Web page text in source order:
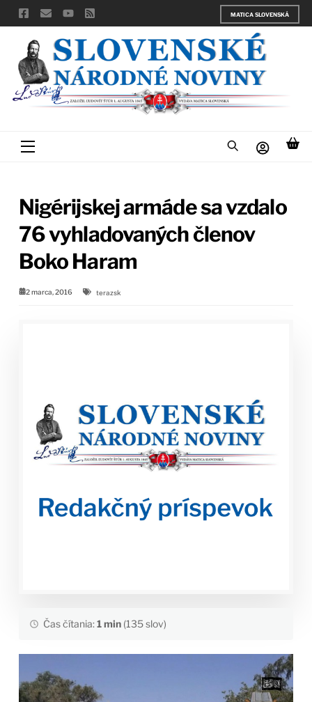
Skip
to
content
MATICA SLOVENSKÁ
Menu
Nigérijskej armáde sa vzdalo
76 vyhladovaných členov
Boko Haram
2 marca, 2016 terazsk
Čas čítania:1 min(135 slov)